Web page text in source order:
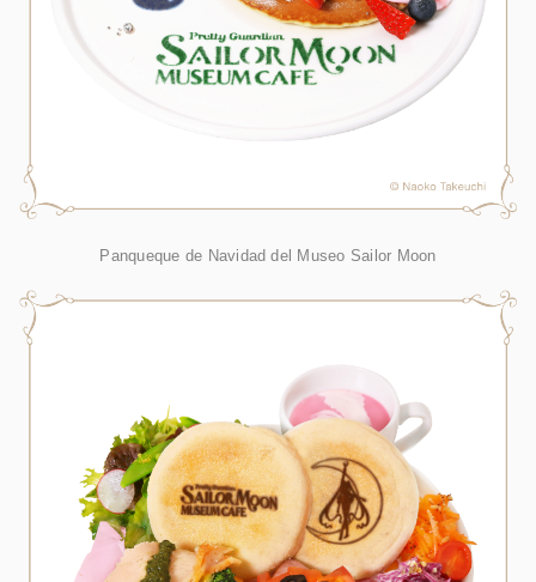
Panqueque de Navidad del Museo Sailor Moon